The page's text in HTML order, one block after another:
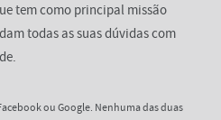
tem como principal missão
todas as suas dúvidas com
ou Google. Nenhuma das duas